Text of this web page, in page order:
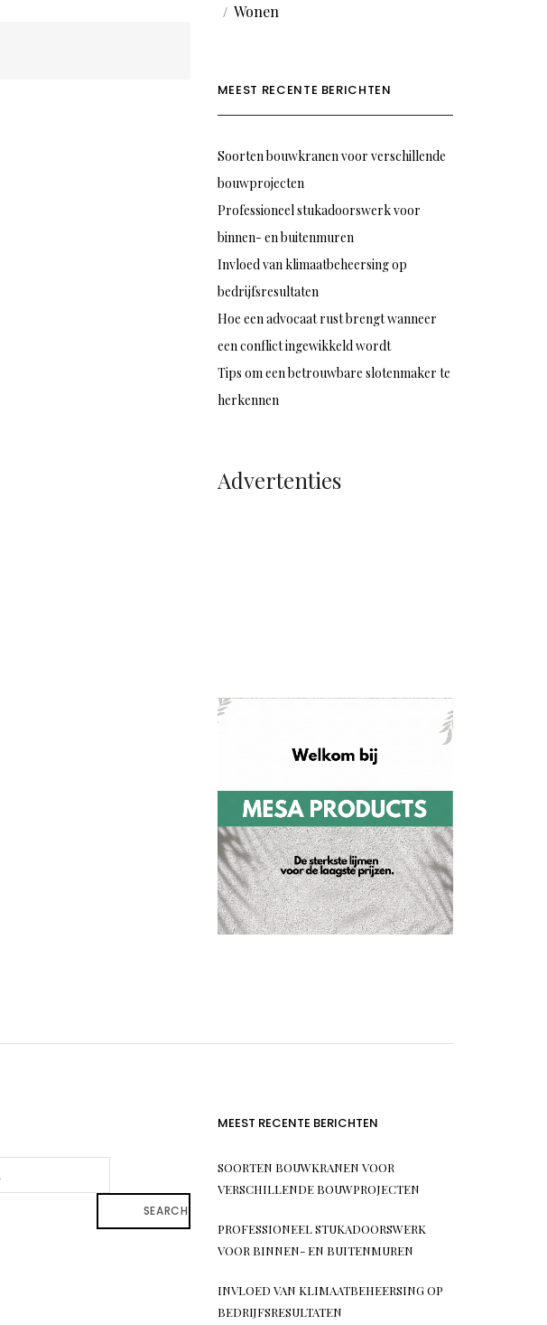
Wonen
MEEST RECENTE BERICHTEN
Soorten bouwkranen voor verschillende
bouwprojecten
Professioneel stukadoorswerk voor
binnen- en buitenmuren
Invloed van klimaatbeheersing op
bedrijfsresultaten
Hoe een advocaat rust brengt wanneer
een conflict ingewikkeld wordt
Tips om een betrouwbare slotenmaker te
herkennen
Advertenties
SEARCH
MEEST RECENTE BERICHTEN
SOORTEN BOUWKRANEN VOOR
VERSCHILLENDE BOUWPROJECTEN
PROFESSIONEEL STUKADOORSWERK
VOOR BINNEN- EN BUITENMUREN
INVLOED VAN KLIMAATBEHEERSING OP
BEDRIJFSRESULTATEN